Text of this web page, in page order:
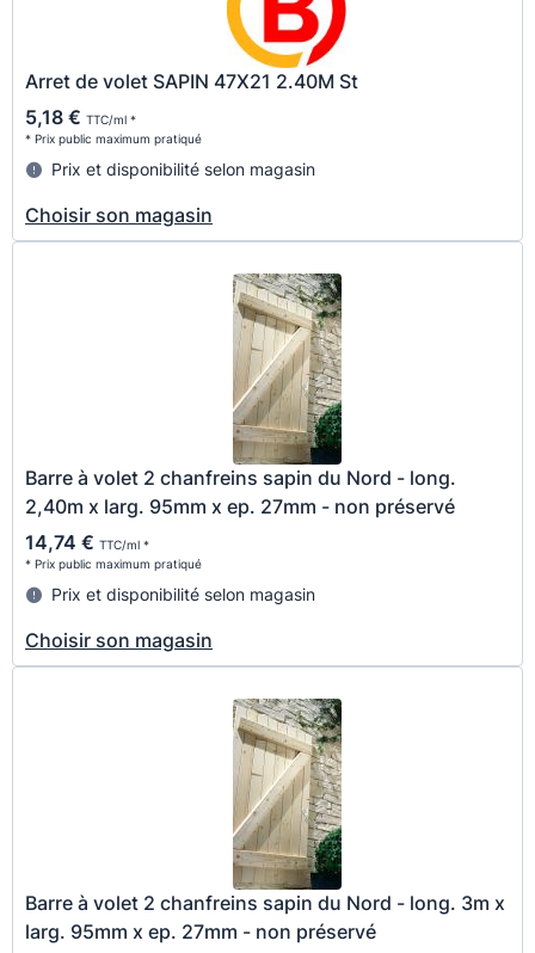
Arret de volet SAPIN 47X21 2.40M St
5,18 € TTC/ml *
* Prix public maximum pratiqué
Prix et disponibilité selon magasin
Choisir son magasin
Barre à volet 2 chanfreins sapin du Nord - long.
2,40m x larg. 95mm x ep. 27mm - non préservé
14,74 € TTC/ml *
* Prix public maximum pratiqué
Prix et disponibilité selon magasin
Choisir son magasin
Barre à volet 2 chanfreins sapin du Nord - long. 3m x
larg. 95mm x ep. 27mm - non préservé